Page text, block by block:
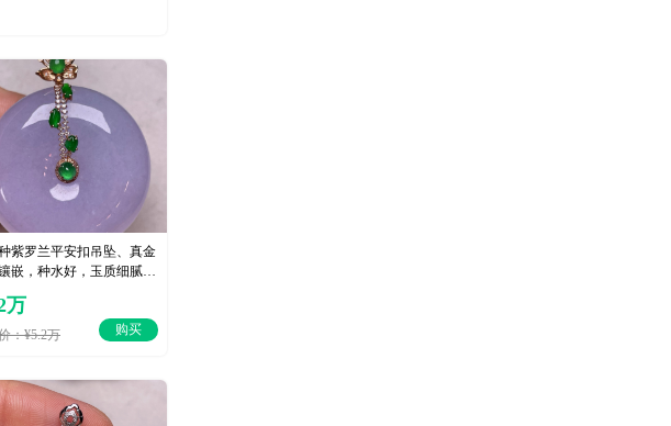
紫罗兰平安扣吊坠、真金
嵌，种水好，玉质细腻 .
万
：¥5.2万 购买